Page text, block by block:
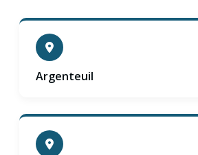
Argenteuil